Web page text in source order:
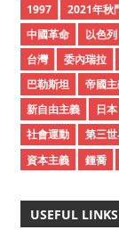
v
e
s
1997 2021年秋
中國革命
以色列
台灣
委內瑞拉
巴勒斯坦
帝國
新自由主義
日本
社會運動
第三
資本主義
鍾喬
USEFUL LINKS